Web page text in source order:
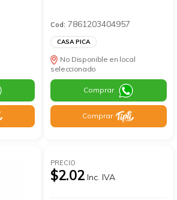
Cod: 7861203404957
CASA PICA
No Disponible en local
seleccionado
Comprar
Comprar
PRECIO
$2.02 Inc. IVA